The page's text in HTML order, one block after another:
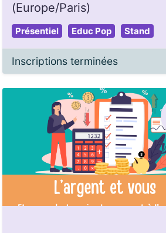
(Europe/Paris)
Présentiel Educ Pop Stand
Inscriptions terminées